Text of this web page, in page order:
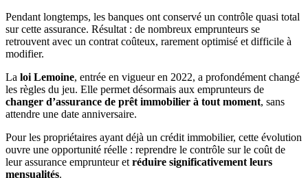
Pendant longtemps, les banques ont conservé un contrôle quasi total
sur cette assurance. Résultat : de nombreux emprunteurs se
retrouvent avec un contrat coûteux, rarement optimisé et difficile à
modifier.
La loi Lemoine, entrée en vigueur en 2022, a profondément changé
les règles du jeu. Elle permet désormais aux emprunteurs de
changer d’assurance de prêt immobilier à tout moment, sans
attendre une date anniversaire.
Pour les propriétaires ayant déjà un crédit immobilier, cette évolution
ouvre une opportunité réelle : reprendre le contrôle sur le coût de
leur assurance emprunteur et réduire significativement leurs
mensualités.